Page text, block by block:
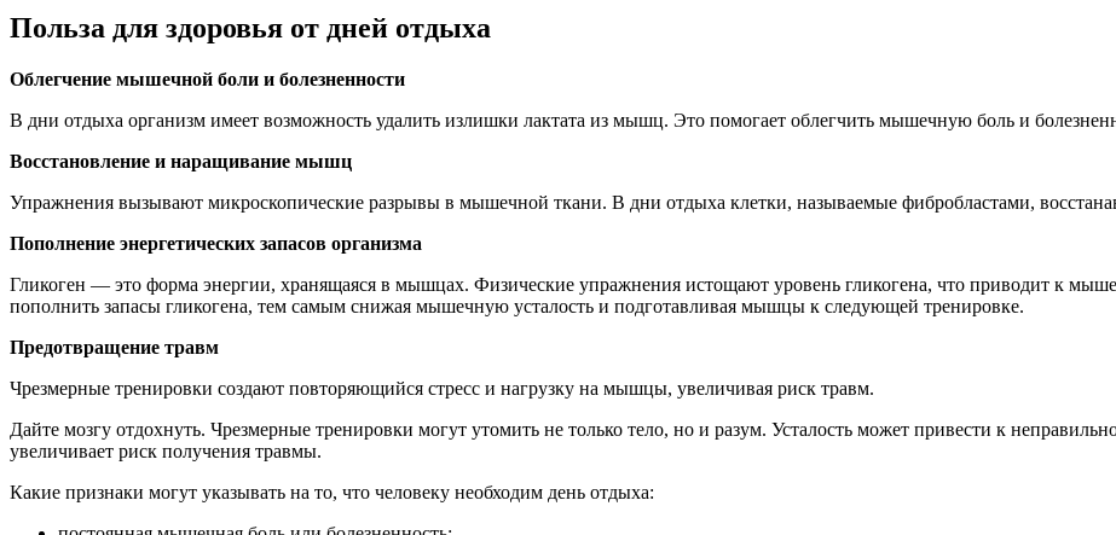
Польза для здоровья от дней отдыха
Облегчение мышечной боли и болезненности
В дни отдыха организм имеет возможность удалить излишки лактата из мышц. Это помогает облегчить мышечную боль и
Восстанов­ление и наращивание мышц
Упражнения вызывают микроскопические разрывы в мышечной ткани. В дни отдыха клетки, называемые фибробластами,
Пополнение энергетических запасов организма
Гликоген — это форма энергии, хранящаяся в мышцах. Физические упражнения истощают уровень гликогена, что приводит к
пополнить запасы гликогена, тем самым снижая мышечную усталость и подготавливая мышцы к следующей тренировке.
Предотвращение травм
Чрезмерные тренировки создают повторяющийся стресс и нагрузку на мышцы, увеличивая риск травм.
Дайте мозгу отдохнуть. Чрезмерные тренировки могут утомить не только тело, но и разум. Усталость может привести к
увеличивает риск получения травмы.
Какие признаки могут указывать на то, что человеку необходим день отдыха: